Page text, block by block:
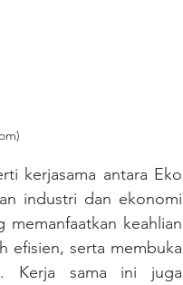
industri dan ekonomi
memanfaatkan keahlian
efisien, serta membuka
Kerja sama ini juga